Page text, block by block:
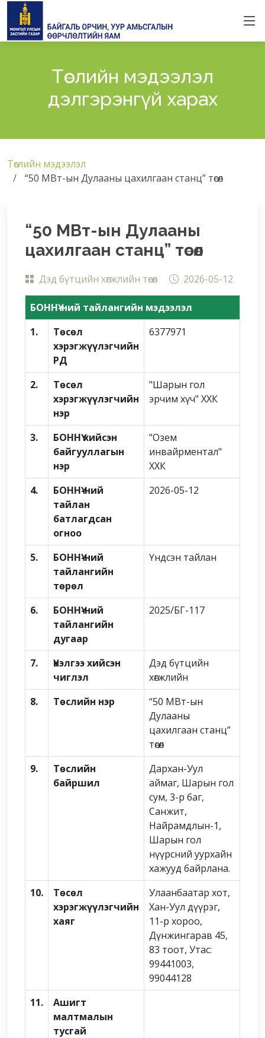
Төслийн мэдээлэл
дэлгэрэнгүй харах
Төслийн мэдээлэл
“50 МВт-ын Дулааны цахилгаан станц” төсөл
“50 МВт-ын Дулааны
цахилгаан станц” төсөл
Дэд бүтцийн хөгжлийн төсөл 2026-05-12
БОННҮ-ний тайлангийн мэдээлэл
1.
Төсөл
хэрэгжүүлэгчийн
РД
6377971
2.
Төсөл
хэрэгжүүлэгчийн
нэр
"Шарын гол
эрчим хүч" ХХК
3.
БОННҮ хийсэн
байгууллагын
нэр
"Озем
инвайрментал"
ХХК
4.
БОННҮ-ний
тайлан
батлагдсан
огноо
2026-05-12
5.
БОННҮ-ний
тайлангийн
төрөл
Үндсэн тайлан
6.
БОННҮ-ний
тайлангийн
дугаар
2025/БГ-117
7.
Үнэлгээ хийсэн
чиглэл
Дэд бүтцийн
хөгжлийн
8.
Төслийн нэр
“50 МВт-ын
Дулааны
цахилгаан станц”
төсөл
9.
Төслийн
байршил
Дархан-Уул
аймаг, Шарын гол
сум, 3-р баг,
Санжит,
Найрамдлын-1,
Шарын гол
нүүрсний уурхайн
хажууд байрлана.
10.
Төсөл
хэрэгжүүлэгчийн
хаяг
Улаанбаатар хот,
Хан-Уул дүүрэг,
11-р хороо,
Дүнжингарав 45,
83 тоот, Утас:
99441003,
99044128
11.
Ашигт
малтмалын
тусгай